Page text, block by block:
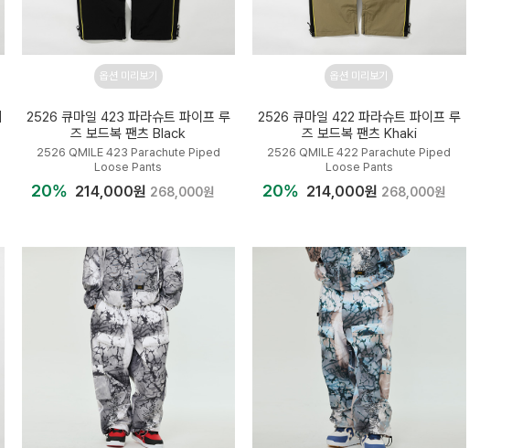
옵션 미리보기
2526 큐마일 423 파라슈트 파이프 루
즈 보드복 팬츠 Black
2526 QMILE 423 Parachute Piped
Loose Pants
20% 214,000원 268,000원
옵션 미리보기
2526 큐마일 422 파라슈트 파이프 루
즈 보드복 팬츠 Khaki
2526 QMILE 422 Parachute Piped
Loose Pants
20% 214,000원 268,000원